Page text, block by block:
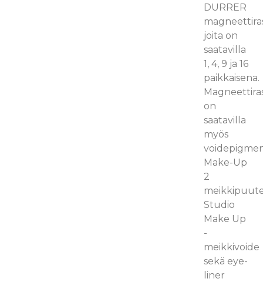
DURRER
joita on
saatavilla
1, 4, 9 ja 16
paikkaisena.
on
saatavilla
myös
Make-Up
2
Studio
Make Up
-
meikkivoide
sekä eye-
liner